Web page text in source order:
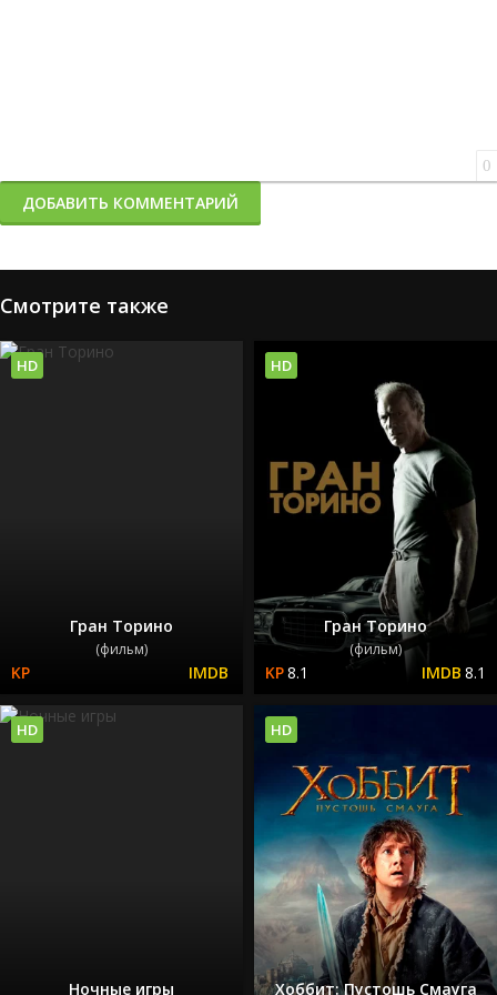
0
ДОБАВИТЬ КОММЕНТАРИЙ
Смотрите также
Гран Торино
(фильм)
HD
Гран Торино
(фильм)
8.1 8.1
HD
Ночные игры
HD
Хоббит: Пустошь Смауга
HD